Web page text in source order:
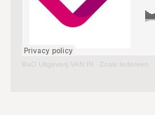
BaO Uitgeverij VAN IN · Zoals Iedereen